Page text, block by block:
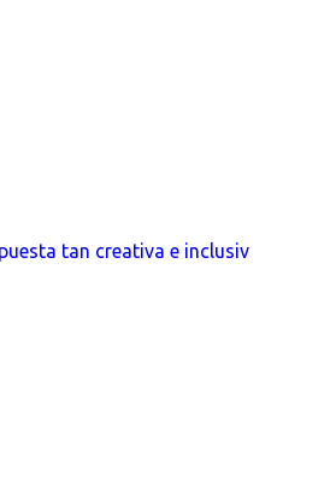
tan creativa e inclusiv